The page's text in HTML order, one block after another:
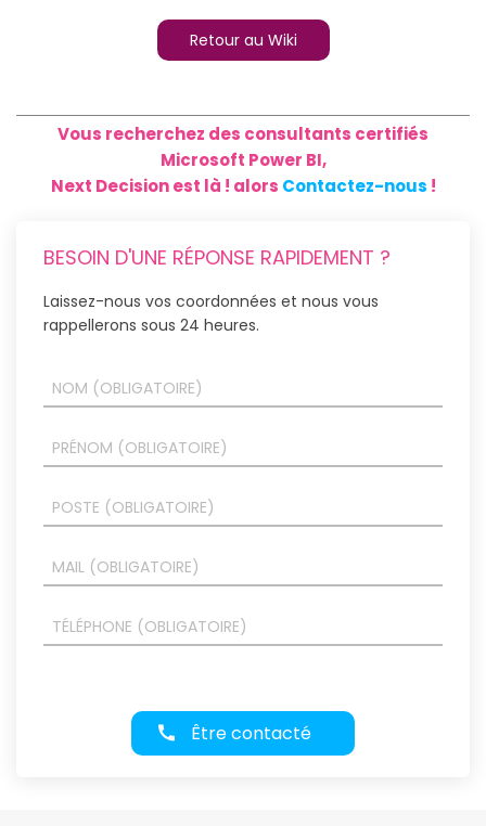
Retour au Wiki
Vous recherchez des consultants certifiés
Microsoft Power BI,
Next Decision est là ! alors Contactez-nous !
BESOIN D'UNE RÉPONSE RAPIDEMENT ?
Laissez-nous vos coordonnées et nous vous
rappellerons sous 24 heures.
Être contacté